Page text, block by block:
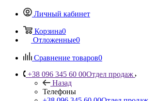
Личный кабинет
Корзина0
Отложенные0
Сравнение товаров0
+38 096 345 60 00Отдел продаж
Назад
Телефоны